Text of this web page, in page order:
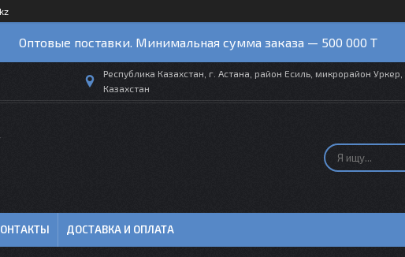
Оптовые поставки. Минимальная сумма заказа — 500 000 T
Республика Казахстан, г. Астана, район Есиль, микрорайон
Казахстан
ДОСТАВКА И ОПЛАТА